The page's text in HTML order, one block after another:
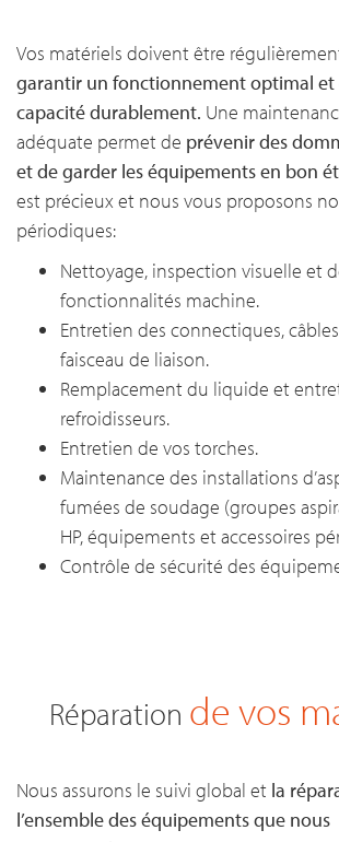
Vos matériels doivent être
garantir un fonctionnement optimal et
capacité durablement. Une
adéquate permet de prévenir des
et de garder les équipements en bon
est précieux et nous vous proposons
périodiques:
Nettoyage, inspection visuelle et
fonctionnalités machine.
Entretien des connectiques,
faisceau de liaison.
Remplacement du liquide et
refroidisseurs.
Entretien de vos torches.
Maintenance des installations
fumées de soudage (groupes
HP, équipements et accessoires
Contrôle de sécurité des
Réparation de vos
Nous assurons le suivi global et la
l’ensemble des équipements que nous